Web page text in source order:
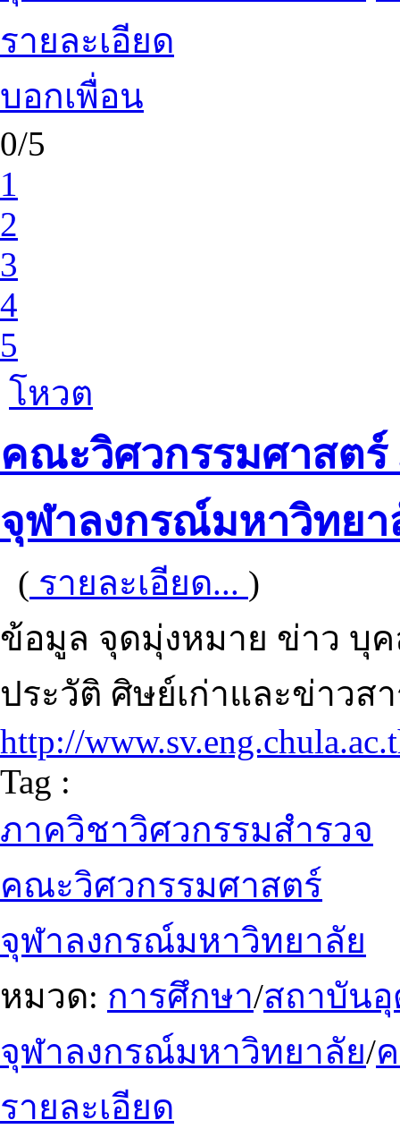
รายละเอียด
บอกเพื่อน
0/5
1
2
3
4
5
โหวต
คณะวิศวกรรมศาสตร์
จุฬาลงกรณ์มหาวิทยา
( รายละเอียด... )
ข้อมูล จุดมุ่งหมาย ข่าว บุ
ประวัติ ศิษย์เก่าและข่าวส
http://
Tag :
ภาควิชาวิศวกรรมสำรวจ
คณะวิศวกรรมศาสตร์
จุฬาลงกรณ์มหาวิทยาลัย
หมวด: การศึกษา/สถาบัน
จุฬาลงกรณ์มหาวิทยาลัย/
รายละเอียด